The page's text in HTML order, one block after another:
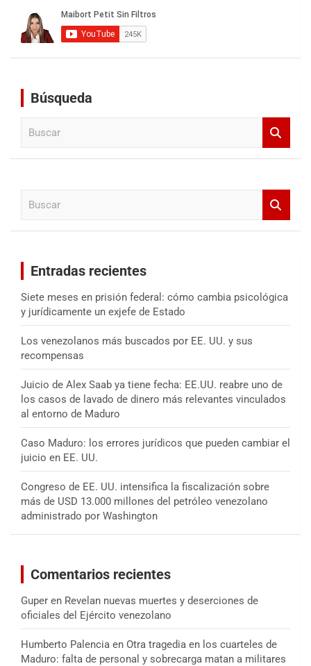
Búsqueda
Entradas recientes
Siete meses en prisión federal: cómo cambia psicológica
y jurídicamente un exjefe de Estado
Los venezolanos más buscados por EE. UU. y sus
recompensas
Juicio de Alex Saab ya tiene fecha: EE.UU. reabre uno de
los casos de lavado de dinero más relevantes vinculados
al entorno de Maduro
Caso Maduro: los errores jurídicos que pueden cambiar el
juicio en EE. UU.
Congreso de EE. UU. intensifica la fiscalización sobre
más de USD 13.000 millones del petróleo venezolano
administrado por Washington
Comentarios recientes
Guper en Revelan nuevas muertes y deserciones de
oficiales del Ejército venezolano
Humberto Palencia en Otra tragedia en los cuarteles de
Maduro: falta de personal y sobrecarga matan a militares